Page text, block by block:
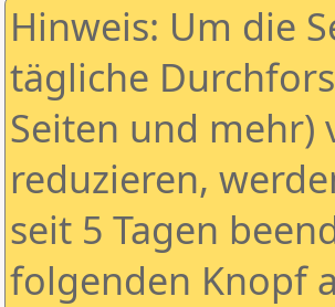
Hinweis: Um die
tägliche
Seiten und mehr)
reduzieren,
seit 5 Tagen
folgenden Knopf